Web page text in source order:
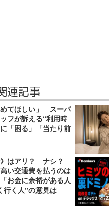
連記事
めてほしい」 スーパ
フが訴える“利用時
「困る」「当たり前
》はアリ？ ナシ？
い交通費を払うのは
お金に余裕がある人
行く人”の意見は